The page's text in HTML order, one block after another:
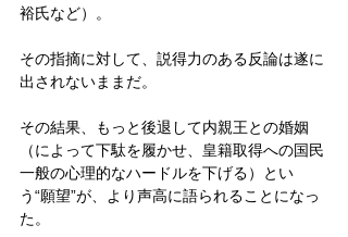
裕氏など）。
その指摘に対して、説得力のある反論は遂に
出されないままだ。
その結果、もっと後退して内親王との婚姻
（によって下駄を履かせ、皇籍取得への国民
一般の心理的なハードルを下げる）とい
う“願望”が、より声高に語られることになっ
た。